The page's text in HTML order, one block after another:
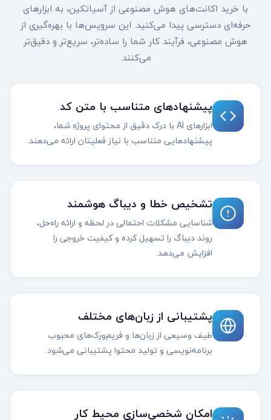
با خرید اکانت‌های هوش مصنوعی از آسیاتکین، به ابزارهای
حرفه‌ای دسترسی پیدا می‌کنید. این سرویس‌ها با بهره‌گیری از
هوش مصنوعی، فرآیند کار شما را ساده‌تر، سریع‌تر و دقیق‌تر
می‌کنند.
پیشنهادهای متناسب با متن کد
ابزارهای AI با درک دقیق از محتوای پروژه شما،
پیشنهادهایی متناسب با نیاز فعلیتان ارائه می‌دهند.
تشخیص خطا و دیباگ هوشمند
شناسایی مشکلات احتمالی در لحظه و ارائه راه‌حل،
روند دیباگ را تسهیل کرده و کیفیت خروجی را
افزایش می‌دهد.
پشتیبانی از زبان‌های مختلف
طیف وسیعی از زبان‌ها و فریم‌ورک‌های محبوب
برنامه‌نویسی و تولید محتوا پشتیبانی می‌شود.
امکان شخصی‌سازی محیط کار